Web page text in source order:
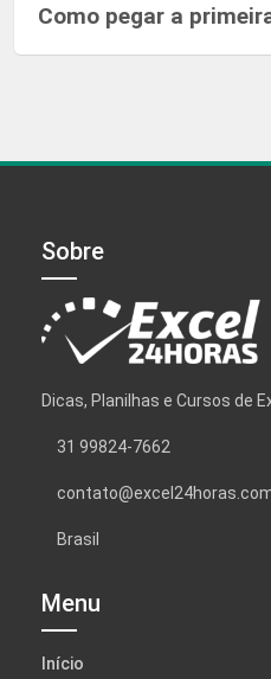
Como pegar a
Sobre
Dicas, Planilhas e Cursos de
31 99824-7662
Brasil
Menu
Início